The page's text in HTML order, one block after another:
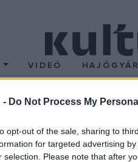
- Do Not Process My
opt-out of the sale, sharing to
for targeted advertising
selection. Please note that after
VIDEÓ HAJÓGYÁR
hangszer szerepel,